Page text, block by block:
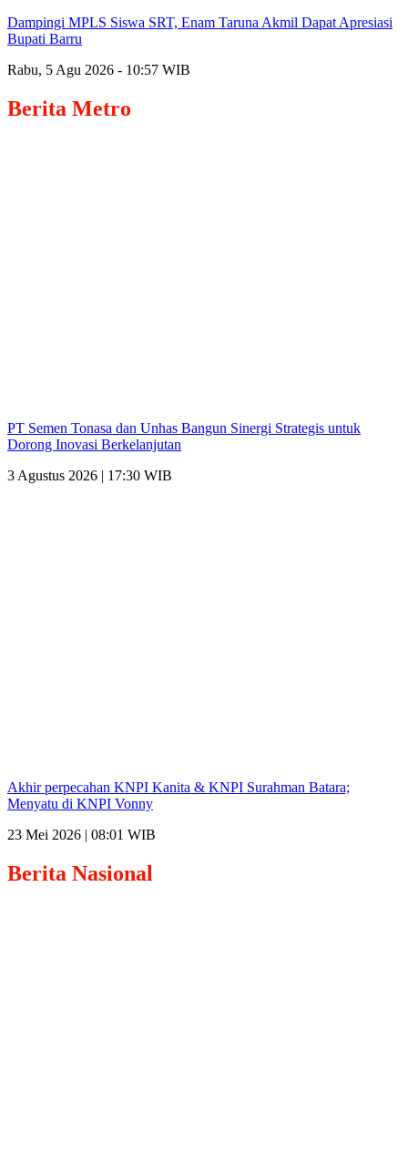
Dampingi MPLS Siswa SRT, Enam Taruna Akmil Dapat Apresiasi
Bupati Barru
Rabu, 5 Agu 2026 - 10:57 WIB
Berita Metro
PT Semen Tonasa dan Unhas Bangun Sinergi Strategis untuk
Dorong Inovasi Berkelanjutan
3 Agustus 2026 | 17:30 WIB
Akhir perpecahan KNPI Kanita & KNPI Surahman Batara;
Menyatu di KNPI Vonny
23 Mei 2026 | 08:01 WIB
Berita Nasional